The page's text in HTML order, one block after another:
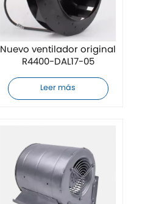
Nuevo ventilador original
R4400-DAL17-05
Leer más